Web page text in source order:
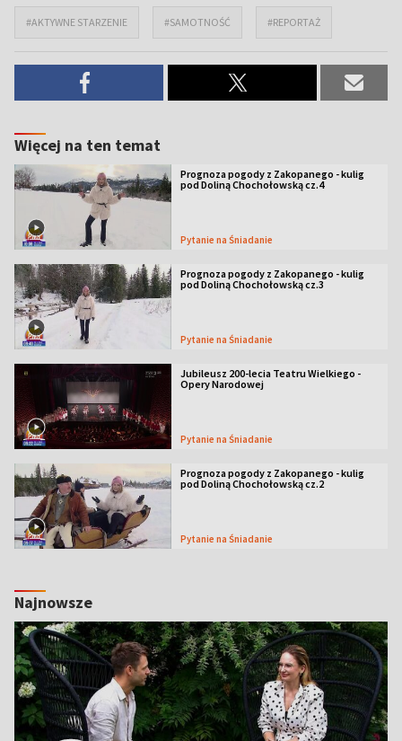
#AKTYWNE STARZENIE #SAMOTNOŚĆ #REPORTAŻ
Więcej na ten temat
Prognoza pogody z Zakopanego - kulig
pod Doliną Chochołowską cz.4
Pytanie na Śniadanie
Prognoza pogody z Zakopanego - kulig
pod Doliną Chochołowską cz.3
Pytanie na Śniadanie
Jubileusz 200-lecia Teatru Wielkiego -
Opery Narodowej
Pytanie na Śniadanie
Prognoza pogody z Zakopanego - kulig
pod Doliną Chochołowską cz.2
Pytanie na Śniadanie
Najnowsze